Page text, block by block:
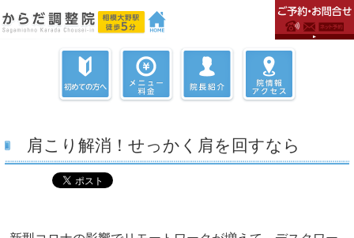
肩こり解消！せっかく肩を回すなら